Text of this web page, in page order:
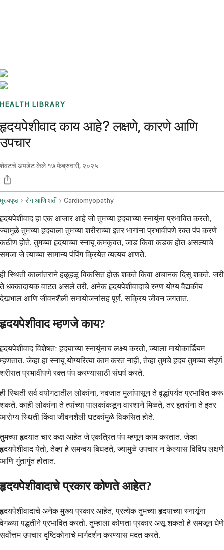
HEALTH LIBRARY
हृदयपेशीवाद काय आहे? लक्षणे, कारणे आणि
उपचार
शेवटचे अपडेट केले १७ फेब्रुवारी, २०२५
मुख्यपृष्ठ रोग आणि शर्ती Cardiomyopathy
हृदयपेशीवाद हा एक आजार आहे जो तुमच्या हृदयाच्या स्नायूंना प्रभावित करतो,
ज्यामुळे तुमच्या हृदयाला तुमच्या शरीराच्या इतर भागांना प्रभावीपणे रक्त पंप करणे
कठीण होते. तुमच्या हृदयाच्या स्नायू कमकुवत, जाड किंवा कडक होत असल्याचे
समजा जे त्याच्या सामान्य पंपिंग क्रियेत व्यत्यय आणते.
ही स्थिती कालांतराने हळूहळू विकसित होऊ शकते किंवा अचानक दिसू शकते. जरी
ते धक्कादायक वाटत असले तरी, अनेक हृदयपेशीवादाचे रुग्ण योग्य वैद्यकीय
देखभाल आणि जीवनशैली समायोजनांसह पूर्ण, सक्रिय जीवन जगतात.
हृदयपेशीवाद म्हणजे काय?
हृदयपेशीवाद विशेषतः हृदयाच्या स्नायूंनाच लक्ष्य करतो, ज्याला मायोकार्डियम
म्हणतात. जेव्हा हा स्नायू योग्यरित्या काम करत नाही, तेव्हा तुमचे हृदय तुमच्या संपूर्ण
शरीरात प्रभावीपणे रक्त पंप करण्यासाठी संघर्ष करते.
ही स्थिती सर्व वयोगटातील लोकांना, नवजात मुलांपासून ते वृद्धांपर्यंत प्रभावित करू
शकते. काही लोकांना ते त्यांच्या पालकांकडून वारशाने मिळते, तर इतरांना ते इतर
आरोग्य स्थिती किंवा जीवनशैली घटकांमुळे विकसित होते.
तुमच्या हृदयात चार कक्ष आहेत जे एकत्रित पंप म्हणून काम करतात. जेव्हा
हृदयपेशीवाद येतो, तेव्हा हे समन्वय बिघडते, ज्यामुळे उपचार न केल्यास विविध लक्षणे
आणि गुंतागुंत होतात.
हृदयपेशीवादाचे प्रकार कोणते आहेत?
हृदयपेशीवादाचे अनेक मुख्य प्रकार आहेत, प्रत्येक तुमच्या हृदयाच्या स्नायूंना
वेगळ्या पद्धतीने प्रभावित करतो. तुम्हाला कोणता प्रकार असू शकतो हे समजून घेणे
सर्वोत्तम उपचार दृष्टिकोनाचे मार्गदर्शन करण्यास मदत करते.